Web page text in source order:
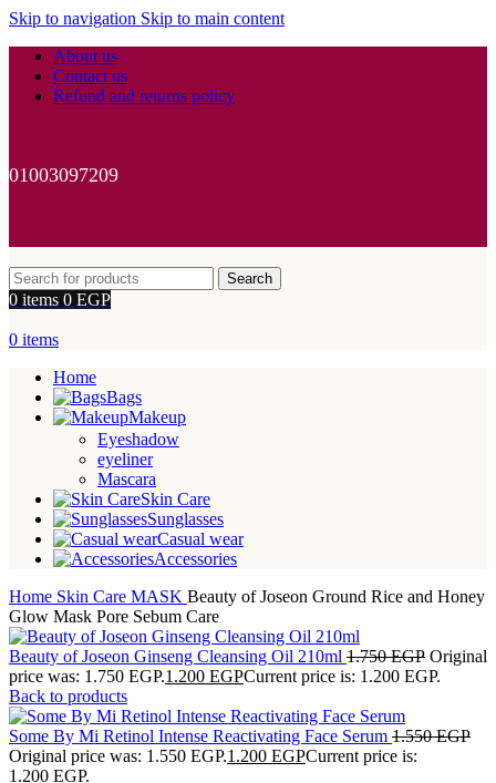
Skip to navigation Skip to main content
About us
Contact us
Refund and returns policy
01003097209
Search
0 items 0 EGP
0 items
Home
Bags
Makeup
Eyeshadow
eyeliner
Mascara
Skin Care
Sunglasses
Casual wear
Accessories
Home Skin Care MASK Beauty of Joseon Ground Rice and Honey
Glow Mask Pore Sebum Care
Beauty of Joseon Ginseng Cleansing Oil 210ml 1.750EGP Original
price was: 1.750 EGP.1.200 EGPCurrent price is: 1.200 EGP.
Back to products
Some By Mi Retinol Intense Reactivating Face Serum 1.550EGP
Original price was: 1.550 EGP.1.200 EGPCurrent price is:
1.200 EGP.